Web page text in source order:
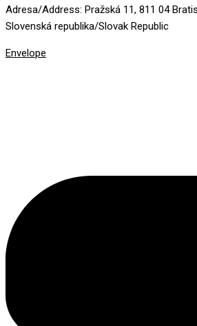
Adresa/Address: Pražská 11, 811 04
Slovenská republika/Slovak Republic
Envelope